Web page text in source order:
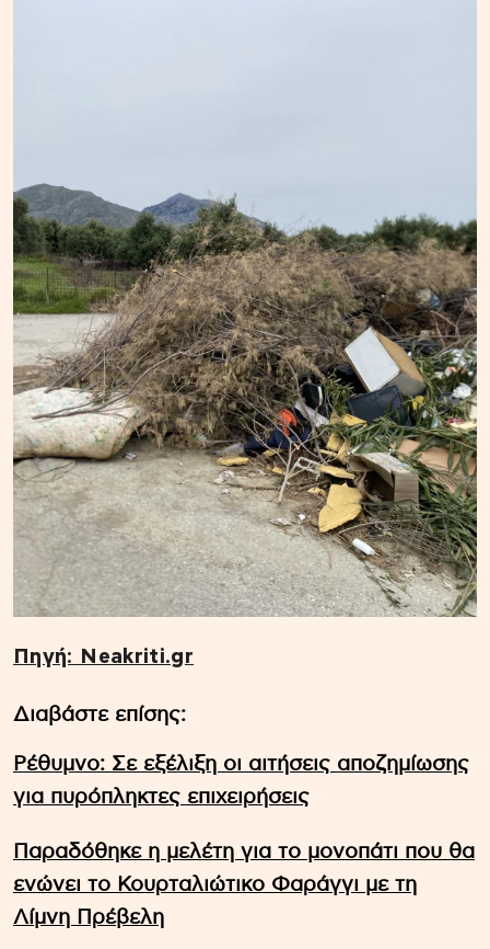
Πηγή: Neakriti.gr
Διαβάστε επίσης:
Ρέθυμνο: Σε εξέλιξη οι αιτήσεις αποζημίωσης
για πυρόπληκτες επιχειρήσεις
Παραδόθηκε η μελέτη για το μονοπάτι που θα
ενώνει το Κουρταλιώτικο Φαράγγι με τη
Λίμνη Πρέβελη